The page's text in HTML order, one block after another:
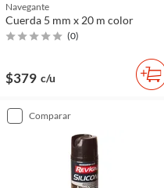
Navegante
Cuerda 5 mm x 20 m color
(0)
$379 c/u
comparar